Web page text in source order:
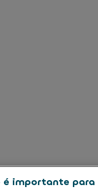
é importante para